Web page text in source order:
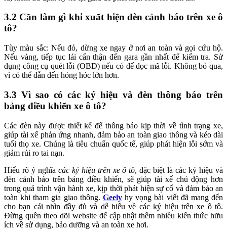
3.2 Cần làm gì khi xuất hiện đèn cảnh báo trên xe ô
tô?
Tùy màu sắc: Nếu đỏ, dừng xe ngay ở nơi an toàn và gọi cứu hộ.
Nếu vàng, tiếp tục lái cẩn thận đến gara gần nhất để kiểm tra. Sử
dụng công cụ quét lỗi (OBD) nếu có để đọc mã lỗi. Không bỏ qua,
vì có thể dẫn đến hỏng hóc lớn hơn.
3.3 Vì sao có các ký hiệu và đèn thông báo trên
bảng điều khiển xe ô tô?
Các đèn này được thiết kế để thông báo kịp thời về tình trạng xe,
giúp tài xế phản ứng nhanh, đảm bảo an toàn giao thông và kéo dài
tuổi thọ xe. Chúng là tiêu chuẩn quốc tế, giúp phát hiện lỗi sớm và
giảm rủi ro tai nạn.
Hiểu rõ ý nghĩa các ký hiệu trên xe ô tô, đặc biệt là các ký hiệu và
đèn cảnh báo trên bảng điều khiển, sẽ giúp tài xế chủ động hơn
trong quá trình vận hành xe, kịp thời phát hiện sự cố và đảm bảo an
toàn khi tham gia giao thông. Geelyhy vọng bài viết đã mang đến
cho bạn cái nhìn đầy đủ và dễ hiểu về các ký hiệu trên xe ô tô.
Đừng quên theo dõi website để cập nhật thêm nhiều kiến thức hữu
ích về sử dụng, bảo dưỡng và an toàn xe hơi.